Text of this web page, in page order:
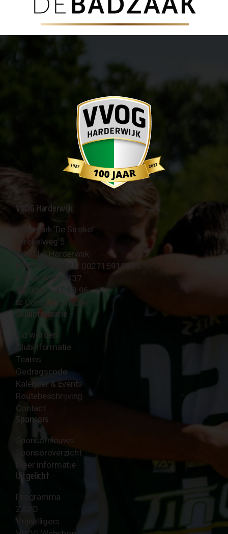
VVOG Harderwijk
Sportpark 'De Strokel'
Strokelweg 5
3847 LR Harderwijk
BTW Nummer NL 002715910B01
KvK Nr 40094437
☎︎ 0341 - 41 28 96
✉︎ Contactformulier
Clubinformatie
Lid worden
Clubinformatie
Teams
Gedragscode
Kalender & Events
Routebeschrijving
Contact
Sponsors
Sponsornieuws
Sponsoroverzicht
Meer informatie
Uitgelicht
Programma
ZAVO
Vrijwilligers